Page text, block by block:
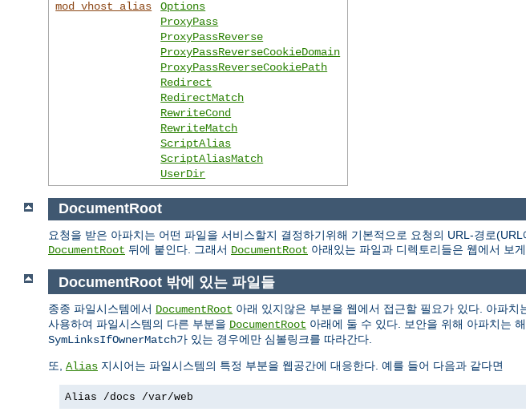
mod_vhost_alias
Options
ProxyPass
ProxyPassReverse
ProxyPassReverseCookieDomain
ProxyPassReverseCookiePath
Redirect
RedirectMatch
RewriteCond
RewriteMatch
ScriptAlias
ScriptAliasMatch
UserDir
DocumentRoot
요청을 받은 아파치는 어떤 파일을 서비스할지 결정하기위해 기본적으로 요청의 URL-경로
DocumentRoot 뒤에 붙인다. 그래서 DocumentRoot 아래있는 파일과 디렉토리들은 웹에서 보
DocumentRoot 밖에 있는 파일들
종종 파일시스템에서 DocumentRoot 아래 있지않은 부분을 웹에서 접근할 필요가 있다. 아파
사용하여 파일시스템의 다른 부분을 DocumentRoot 아래에 둘 수 있다. 보안을 위해 아파치는
SymLinksIfOwnerMatch가 있는 경우에만 심볼링크를 따라간다.
또, Alias 지시어는 파일시스템의 특정 부분을 웹공간에 대응한다. 예를 들어 다음과 같다면
Alias /docs /var/web